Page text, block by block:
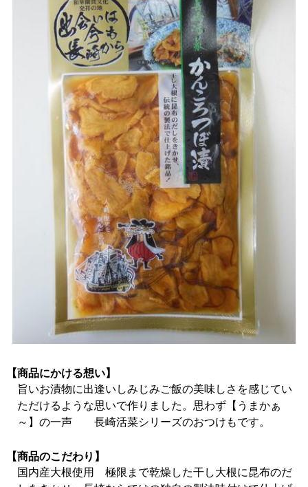
【商品にかける想い】
旨いお漬物に出逢いしみじみご飯の美味しさを感じてい
ただけるような思いで作りました。思わず【うまかぁ
～】の一声 長崎活菜シリーズのおつけもです。
【商品のこだわり】
国内産大根使用 極限まで乾燥した干し大根に昆布のだ